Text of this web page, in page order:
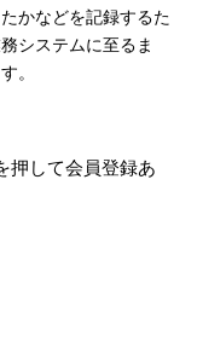
かなどを記録するた
システムに至るま
。
押して会員登録あ